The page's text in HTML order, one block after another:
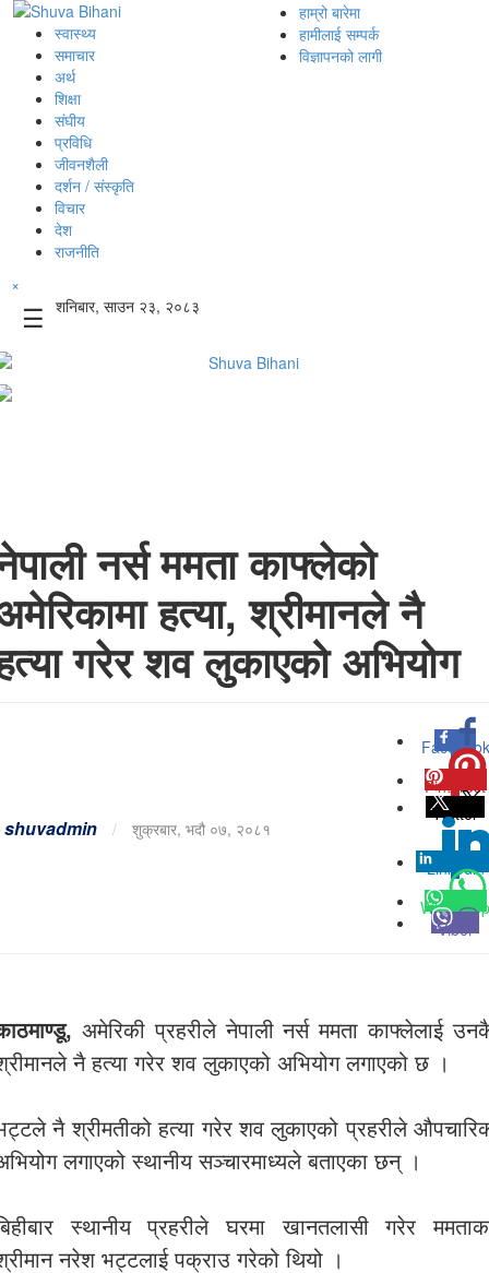
स्वास्थ्य
समाचार
अर्थ
शिक्षा
संघीय
प्रविधि
जीवनशैली
दर्शन / संस्कृति
विचार
देश
राजनीति
×
☰ शनिबार, साउन २३, २०८३
हाम्रो बारेमा
हामीलाई सम्पर्क
विज्ञापनको लागी
नर्स ममता काफ्लेको
हत्या, श्रीमानले नै
गरेर शव लुकाएको अभियोग
shuvadmin / शुक्रबार, भदौ ०७, २०८१
Facebook
0
Pinterest
Twitter
Linkedin
0
Whatsapp
Viber
अमेरिकी प्रहरीले नेपाली नर्स ममता काफ्लेलाई
नै हत्या गरेर शव लुकाएको अभियोग लगाएको छ ।
नै श्रीमतीको हत्या गरेर शव लुकाएको प्रहरीले
लगाएको स्थानीय सञ्चारमाध्यले बताएका छन् ।
स्थानीय प्रहरीले घरमा खानतलासी गरेर
नरेश भट्टलाई पक्राउ गरेको थियो ।